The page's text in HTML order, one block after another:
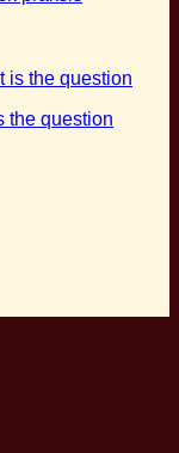
the question